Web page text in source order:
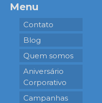
Menu
Contato
Blog
Quem somos
Aniversário
Corporativo
Campanhas